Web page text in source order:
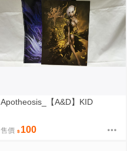
Apotheosis_【A&D】KID
售價 100